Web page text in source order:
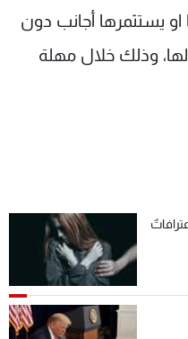
او يستثمرها أجانب دون
وذلك خلال مهلة